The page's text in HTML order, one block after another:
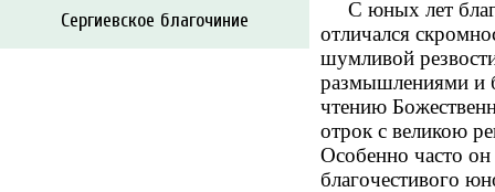
Сергиевское благочиние
С юных лет
отличался
шумливой
размышлениями и
чтению
отрок с великою
Особенно часто
благочестивого